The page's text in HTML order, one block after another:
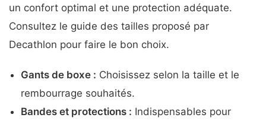
un confort optimal et une protection adéquate.
Consultez le guide des tailles proposé par
Decathlon pour faire le bon choix.
Gants de boxe : Choisissez selon la taille et le
rembourrage souhaités.
Bandes et protections : Indispensables pour